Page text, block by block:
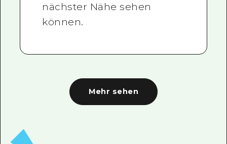
nächster Nähe sehen
können.
Mehr sehen